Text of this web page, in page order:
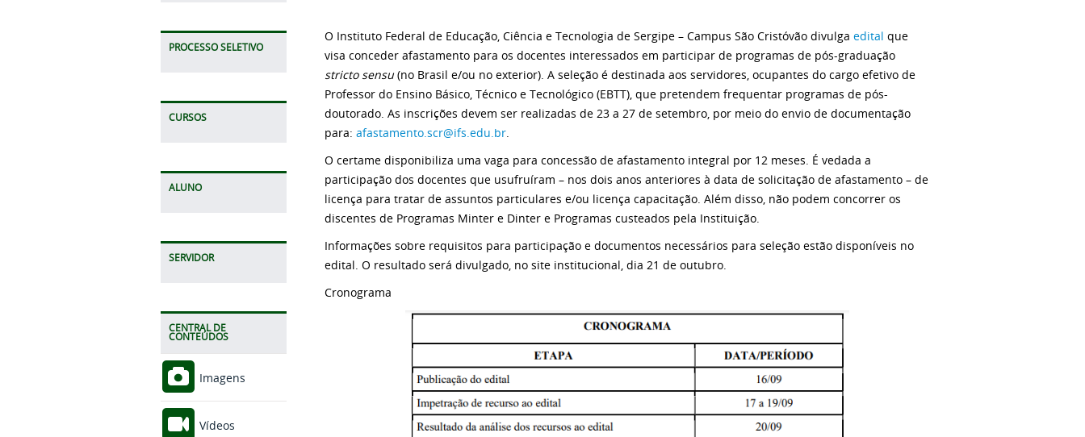
PROCESSO SELETIVO
CURSOS
ALUNO
SERVIDOR
CENTRAL DE
CONTEÚDOS
Imagens
Vídeos
O Instituto Federal de Educação, Ciência e Tecnologia de Sergipe – Campus São Cristóvão divulga edital que
visa conceder afastamento para os docentes interessados em participar de programas de pós-graduação
stricto sensu(no Brasil e/ou no exterior). A seleção é destinada aos servidores, ocupantes do cargo efetivo de
Professor do Ensino Básico, Técnico e Tecnológico (EBTT), que pretendem frequentar programas de pós-
doutorado. As inscrições devem ser realizadas de 23 a 27 de setembro, por meio do envio de documentação
para: afastamento.scr@ifs.edu.br.
O certame disponibiliza uma vaga para concessão de afastamento integral por 12 meses. É vedada a
participação dos docentes que usufruíram – nos dois anos anteriores à data de solicitação de afastamento – de
licença para tratar de assuntos particulares e/ou licença capacitação. Além disso, não podem concorrer os
discentes de Programas Minter e Dinter e Programas custeados pela Instituição.
Informações sobre requisitos para participação e documentos necessários para seleção estão disponíveis no
edital. O resultado será divulgado, no site institucional, dia 21 de outubro.
Cronograma